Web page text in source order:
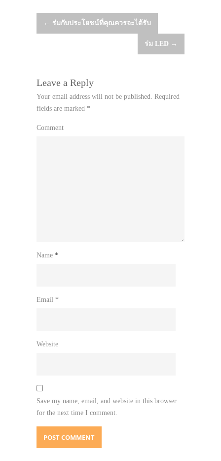
Post
← ร่มกับประโยชน์ที่คุณควรจะได้รับ
ร่ม LED →
Leave a Reply
Your email address will not be published. Required
fields are marked *
Comment
Name *
Email *
Website
Save my name, email, and website in this browser
for the next time I comment.